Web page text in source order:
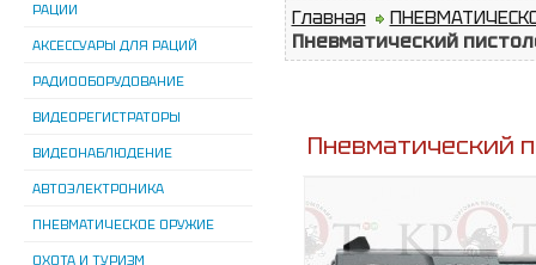
РАЦИИ
АКСЕССУАРЫ ДЛЯ РАЦИЙ
РАДИООБОРУДОВАНИЕ
ВИДЕОРЕГИСТРАТОРЫ
ВИДЕОНАБЛЮДЕНИЕ
АВТОЭЛЕКТРОНИКА
ПНЕВМАТИЧЕСКОЕ ОРУЖИЕ
ОХОТА И ТУРИЗМ
Главная
Пневматический
Пневматический